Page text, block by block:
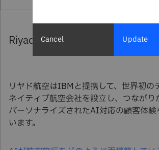
Riyadh Air
リヤド航空はIBMと提携して、世界初の
ネイティブ航空会社を設立し、つながり
パーソナライズされたAI対応の顧客体験
います。
Cancel Update